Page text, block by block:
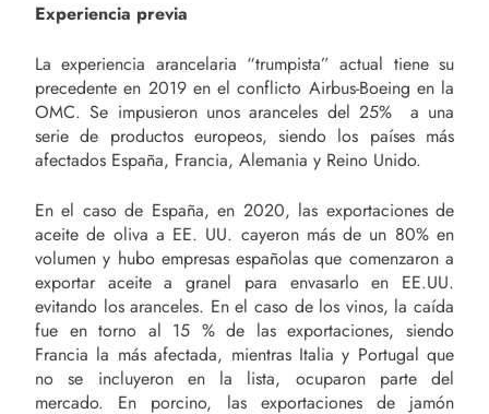
Experiencia previa
La experiencia arancelaria “trumpista” actual tiene su
precedente en 2019 en el conflicto Airbus-Boeing en la
OMC. Se impusieron unos aranceles del 25% a una
serie de productos europeos, siendo los países más
afectados España, Francia, Alemania y Reino Unido.
En el caso de España, en 2020, las exportaciones de
aceite de oliva a EE. UU. cayeron más de un 80% en
volumen y hubo empresas españolas que comenzaron a
exportar aceite a granel para envasarlo en EE.UU.
evitando los aranceles. En el caso de los vinos, la caída
fue en torno al 15 % de las exportaciones, siendo
Francia la más afectada, mientras Italia y Portugal que
no se incluyeron en la lista, ocuparon parte del
mercado. En porcino, las exportaciones de jamón